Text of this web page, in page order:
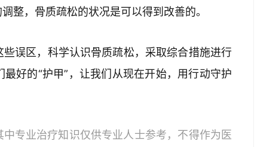
整，骨质疏松的状况是可以得到改善的。
误区，科学认识骨质疏松，采取综合措施进行
好的“护甲”，让我们从现在开始，用行动守护
专业治疗知识仅供专业人士参考，不得作为医